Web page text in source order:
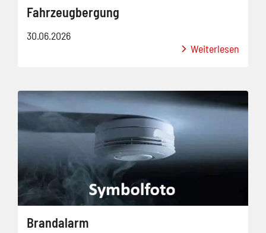
Fahrzeugbergung
30.06.2026
Weiterlesen
Brandalarm